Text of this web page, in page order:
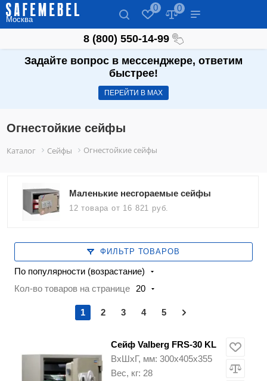
Москва
0 0
8 (800) 550-14-99
Задайте вопрос в мессенджере, ответим
быстрее!
ПЕРЕЙТИ В МАХ
Огнестойкие сейфы
Каталог Сейфы Огнестойкие сейфы
Маленькие несгораемые сейфы
12 товара от 16 821 руб.
ФИЛЬТР ТОВАРОВ
По популярности (возрастание)
Кол-во товаров на странице
20
1 2 3 4 5
Сейф Valberg FRS-30 KL
ВхШхГ, мм: 300х405х355
Вес, кг: 28